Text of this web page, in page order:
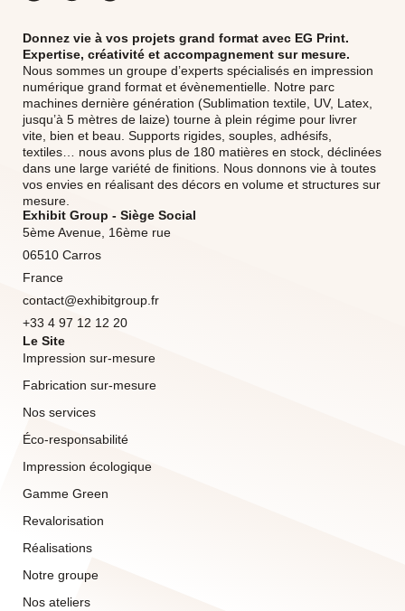
Donnez vie à vos projets grand format avec EG Print.
Expertise, créativité et accompagnement sur mesure.
Nous sommes un groupe d’experts spécialisés en impression
numérique grand format et évènementielle. Notre parc
machines dernière génération (Sublimation textile, UV, Latex,
jusqu’à 5 mètres de laize) tourne à plein régime pour livrer
vite, bien et beau. Supports rigides, souples, adhésifs,
textiles… nous avons plus de 180 matières en stock, déclinées
dans une large variété de finitions. Nous donnons vie à toutes
vos envies en réalisant des décors en volume et structures sur
mesure.
Exhibit Group - Siège Social
5ème Avenue, 16ème rue
06510 Carros
France
contact@exhibitgroup.fr
+33 4 97 12 12 20
Le Site
Impression sur-mesure
Fabrication sur-mesure
Nos services
Éco-responsabilité
Impression écologique
Gamme Green
Revalorisation
Réalisations
Notre groupe
Nos ateliers